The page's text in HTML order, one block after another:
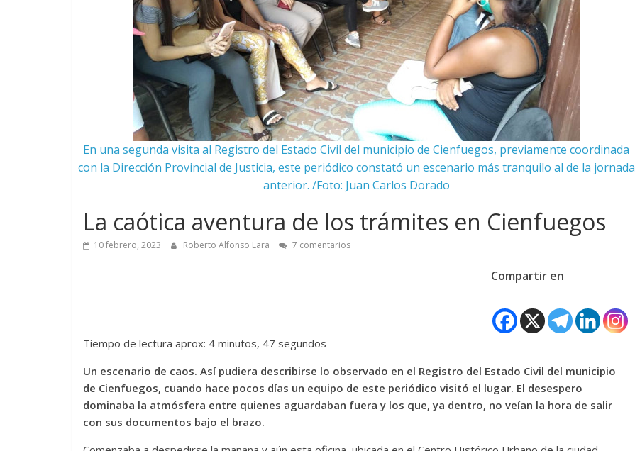
En una segunda visita al Registro del Estado Civil del municipio de Cienfuegos, previamente coordinada
con la Dirección Provincial de Justicia, este periódico constató un escenario más tranquilo al de la jornada
anterior. /Foto: Juan Carlos Dorado
La caótica aventura de los trámites en Cienfuegos
10 febrero, 2023 Roberto Alfonso Lara 7 comentarios
Compartir en
Tiempo de lectura aprox: 4 minutos, 47 segundos
Un escenario de caos. Así pudiera describirse lo observado en el Registro del Estado Civil del municipio
de Cienfuegos, cuando hace pocos días un equipo de este periódico visitó el lugar. El desespero
dominaba la atmósfera entre quienes aguardaban fuera y los que, ya dentro, no veían la hora de salir
con sus documentos bajo el brazo.